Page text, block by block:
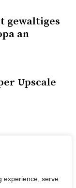
experience, serve
gewaltiges
an
Upscale